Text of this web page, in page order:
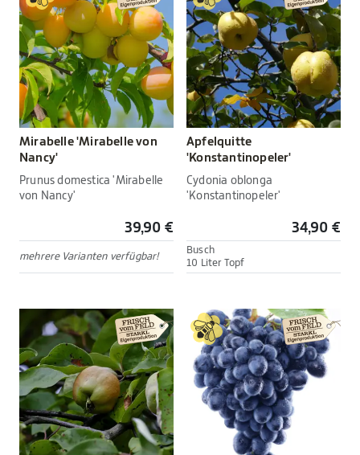
Mirabelle 'Mirabelle von
Nancy'
Prunus domestica 'Mirabelle
von Nancy'
39,90 €
mehrere Varianten verfügbar!
Apfelquitte
'Konstantinopeler'
Cydonia oblonga
'Konstantinopeler'
34,90 €
Busch
10 Liter Topf